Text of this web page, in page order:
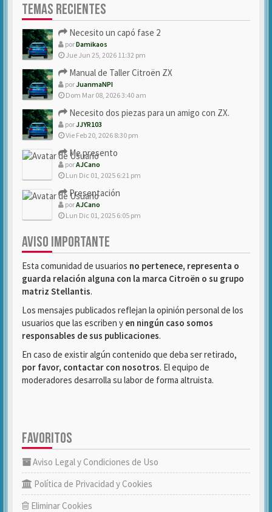
TEMAS RECIENTES
Necesito un capó fase 2
porDamikaos
Jue Jun 25, 2026 11:32 pm
Manual de Taller Citroën ZX
porJuanmaNPI
Dom Mar 08, 2026 3:40 am
Necesito dos piezas para un amigo con ZX.
porJJYR103
Vie Feb 20, 2026 8:30 pm
Me presento
porAJCano
Lun Dic 01, 2025 6:21 pm
Presentación
porAJCano
Lun Dic 01, 2025 6:05 pm
AVISO IMPORTANTE
Esta comunidad de usuarios no pertenece, representa o
guarda relación alguna con la marca Citroën o su grupo
matriz Stellantis.
Los mensajes publicados reflejan la opinión personal de los
usuarios que las escriben y en ningún caso somos
responsables de sus publicaciones.
En caso de existir algún contenido que deba ser retirado,
por favor, contactar con nosotros. El equipo de
moderadores desarrolla su labor de forma altruista.
FAVORITOS
Aviso Legal y Condiciones de Uso
Política de Privacidad y Cookies
Eliminar Cookies